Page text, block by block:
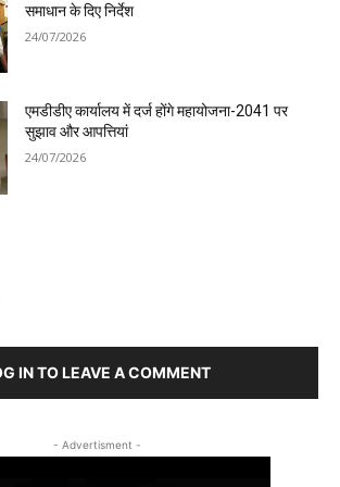
समाधान के दिए निर्देश
24/07/2026
एमडीडीए कार्यालय में दर्ज होंगे महायोजना-2041 पर
सुझाव और आपत्तियां
24/07/2026
IN TO LEAVE A COMMENT
- Advertisment -